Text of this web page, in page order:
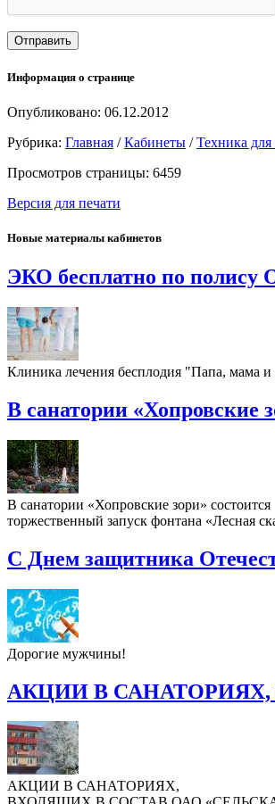
Информация о странице
Опубликовано: 06.12.2012
Рубрика: Главная /Кабинеты /Техника
Просмотров страницы: 6459
Версия для печати
Новые материалы кабинетов
ЭКО бесплатно по полису
Клиника лечения бесплодия "Папа,
В санатории «Хопровские
В санатории «Хопровские зори» состоится
торжественный запуск фонтана «Лесная
С Днем защитника
Дорогие мужчины!
АКЦИИ В
АКЦИИ В САНАТОРИЯХ,